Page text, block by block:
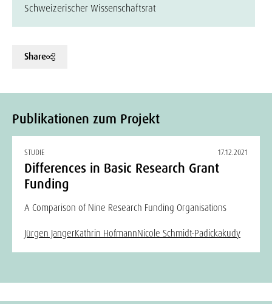
Schweizerischer Wissenschaftsrat
Share
Publikationen zum Projekt
STUDIE 17.12.2021
Differences in Basic Research Grant
Funding
A Comparison of Nine Research Funding Organisations
Jürgen JangerKathrin HofmannNicole Schmidt-Padickakudy